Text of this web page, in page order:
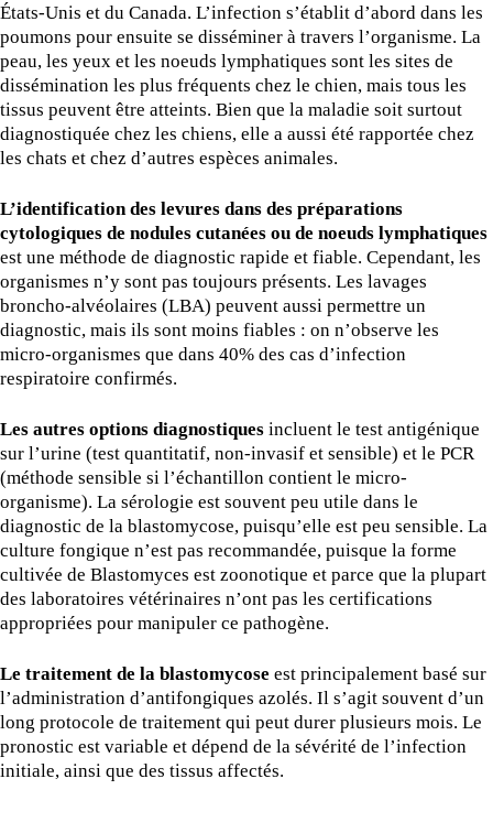
États-Unis et du Canada. L’infection s’établit d’abord dans les
poumons pour ensuite se disséminer à travers l’organisme. La
peau, les yeux et les noeuds lymphatiques sont les sites de
dissémination les plus fréquents chez le chien, mais tous les
tissus peuvent être atteints. Bien que la maladie soit surtout
diagnostiquée chez les chiens, elle a aussi été rapportée chez
les chats et chez d’autres espèces animales.
L’identification des levures dans des préparations
cytologiques de nodules cutanées ou de noeuds lymphatiques
est une méthode de diagnostic rapide et fiable. Cependant, les
organismes n’y sont pas toujours présents. Les lavages
broncho-alvéolaires (LBA) peuvent aussi permettre un
diagnostic, mais ils sont moins fiables : on n’observe les
micro-organismes que dans 40% des cas d’infection
respiratoire confirmés.
Les autres options diagnostiques incluent le test antigénique
sur l’urine (test quantitatif, non-invasif et sensible) et le PCR
(méthode sensible si l’échantillon contient le micro-
organisme). La sérologie est souvent peu utile dans le
diagnostic de la blastomycose, puisqu’elle est peu sensible. La
culture fongique n’est pas recommandée, puisque la forme
cultivée de Blastomyces est zoonotique et parce que la plupart
des laboratoires vétérinaires n’ont pas les certifications
appropriées pour manipuler ce pathogène.
Le traitement de la blastomycose est principalement basé sur
l’administration d’antifongiques azolés. Il s’agit souvent d’un
long protocole de traitement qui peut durer plusieurs mois. Le
pronostic est variable et dépend de la sévérité de l’infection
initiale, ainsi que des tissus affectés.